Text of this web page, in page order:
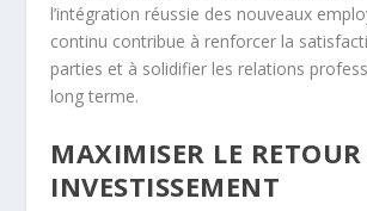
l’intégration réussie des nouveaux
continu contribue à renforcer la
parties et à solidifier les relations
long terme.
MAXIMISER LE
INVESTISSEMENT